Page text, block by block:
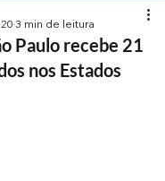
Paulo recebe 21
nos Estados
3 min de leitura